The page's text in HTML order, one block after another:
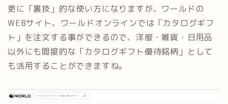
更に「裏技」的な使い方になりますが、ワールドの
WEBサイト、ワールドオンラインでは「カタログギフ
ト」を注文する事ができるので、洋服・雑貨・日用品
以外にも間接的な「カタログギフト優待銘柄」として
も活用することができますね。